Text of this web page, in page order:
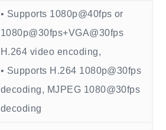
• Supports 1080p@40fps or
1080p@30fps+VGA@30fps
H.264 video encoding,
• Supports H.264 1080p@30fps
decoding, MJPEG 1080@30fps
decoding